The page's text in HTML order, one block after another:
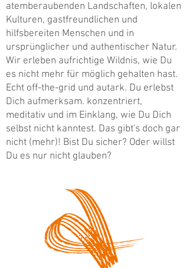
atemberaubenden Landschaften, lokalen
Kulturen, gastfreundlichen und
hilfsbereiten Menschen und in
ursprünglicher und authentischer Natur.
Wir erleben aufrichtige Wildnis, wie Du
es nicht mehr für möglich gehalten hast.
Echt off-the-grid und autark. Du erlebst
Dich aufmerksam. konzentriert,
meditativ und im Einklang, wie Du Dich
selbst nicht kanntest. Das gibt's doch gar
nicht (mehr)! Bist Du sicher? Oder willst
Du es nur nicht glauben?